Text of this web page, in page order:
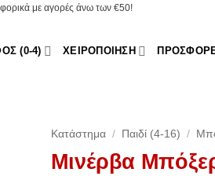
με αγορές άνω των €50!
(0-4) ΧΕΙΡΟΠΟΊΗΣΗ
Κατάστημα / Παιδί (4-16) /
Μινέρβα